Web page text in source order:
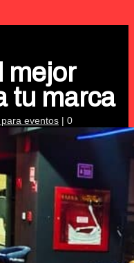
mejor
tu marca
eventos | 0